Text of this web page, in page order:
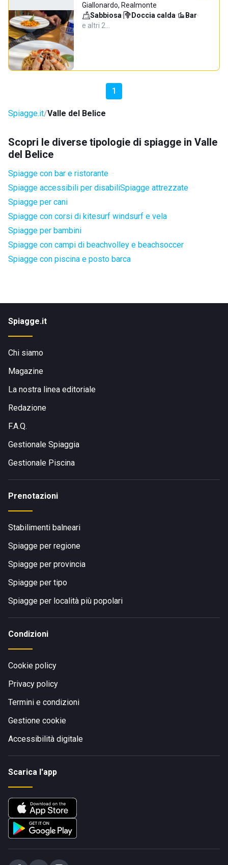
Giallonardo, Realmonte
Sabbiosa· Doccia calda· Bar·
e altri 2…
1
Spiagge.it Valle del Belice
Scopri le diverse tipologie di spiagge in Valle
del Belice
Spiagge con bar e ristorante
Spiagge accessibili per disabiliSpiagge attrezzate
Spiagge per cani
Spiagge con corsi di kitesurf windsurf e vela
Spiagge per bambini
Spiagge con campi di beachvolley e beachsoccer
Spiagge con piscina e posto barca
Spiagge.it
Chi siamo
Magazine
La nostra linea editoriale
Redazione
F.A.Q.
Gestionale Spiaggia
Gestionale Piscina
Prenotazioni
Stabilimenti balneari
Spiagge per regione
Spiagge per provincia
Spiagge per tipo
Spiagge per località più popolari
Condizioni
Cookie policy
Privacy policy
Termini e condizioni
Gestione cookie
Accessibilità digitale
Scarica l'app